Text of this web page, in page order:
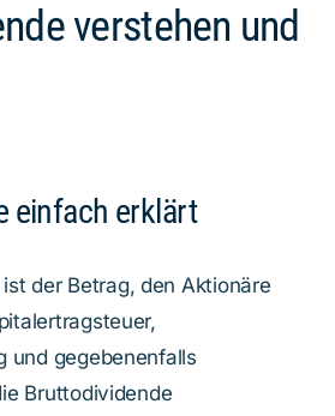
verstehen und
einfach erklärt
ist der Betrag, den Aktionäre
und gegebenenfalls
Bruttodividende